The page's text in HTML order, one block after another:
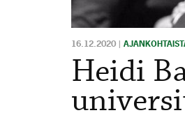
16.12.2020 |
Heidi